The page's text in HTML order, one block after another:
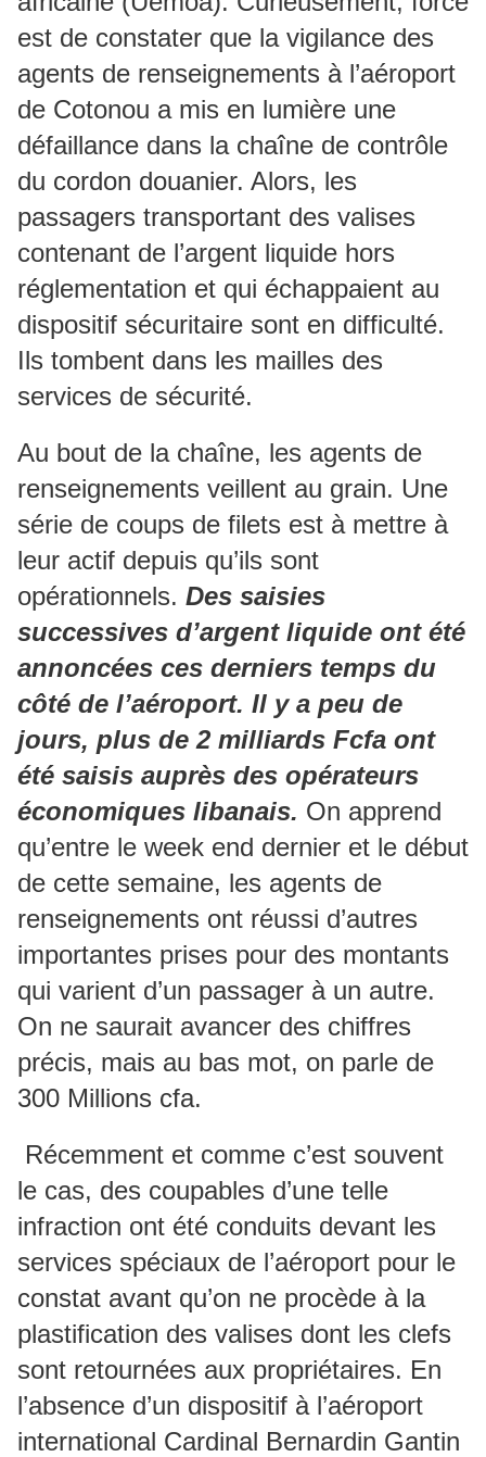
est de constater que la vigilance des
agents de renseignements à l’aéroport
de Cotonou a mis en lumière une
défaillance dans la chaîne de contrôle
du cordon douanier. Alors, les
passagers transportant des valises
contenant de l’argent liquide hors
réglementation et qui échappaient au
dispositif sécuritaire sont en difficulté.
Ils tombent dans les mailles des
services de sécurité.
Au bout de la chaîne, les agents de
renseignements veillent au grain. Une
série de coups de filets est à mettre à
leur actif depuis qu’ils sont
opérationnels. Des saisies
successives d’argent liquide ont été
annoncées ces derniers temps du
côté de l’aéroport. Il y a peu de
jours, plus de 2 milliards Fcfa ont
été saisis auprès des opérateurs
économiques libanais. On apprend
qu’entre le week end dernier et le début
de cette semaine, les agents de
renseignements ont réussi d’autres
importantes prises pour des montants
qui varient d’un passager à un autre.
On ne saurait avancer des chiffres
précis, mais au bas mot, on parle de
300 Millions cfa.
Récemment et comme c’est souvent
le cas, des coupables d’une telle
infraction ont été conduits devant les
services spéciaux de l’aéroport pour le
constat avant qu’on ne procède à la
plastification des valises dont les clefs
sont retournées aux propriétaires. En
l’absence d’un dispositif à l’aéroport
international Cardinal Bernardin Gantin